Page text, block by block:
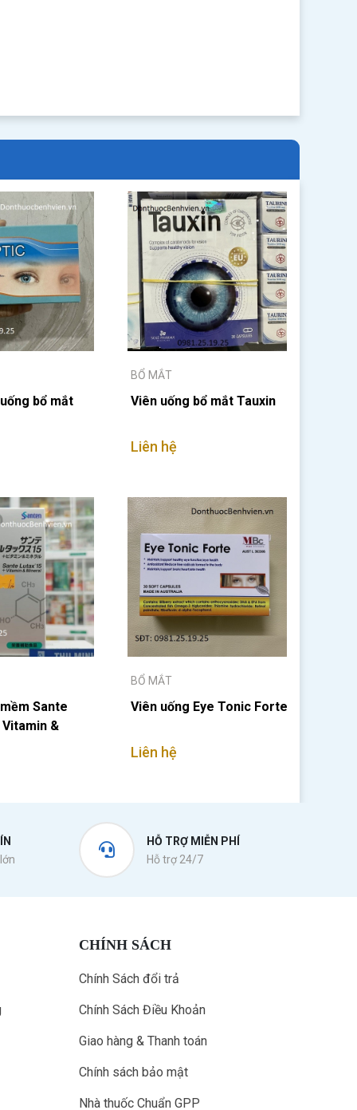
bổ mắt
BỔ MẮT
Viên uống bổ mắt Tauxin
Liên hệ
Sante
&
BỔ MẮT
Viên uống Eye Tonic Forte
Liên hệ
HỖ TRỢ MIỄN PHÍ
Hỗ trợ 24/7
CHÍNH SÁCH
Chính Sách đổi trả
Chính Sách Điều Khoản
Giao hàng & Thanh toán
Chính sách bảo mật
Nhà thuốc Chuẩn GPP